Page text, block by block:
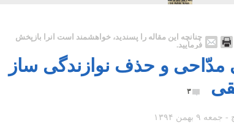
چنانچه این مقاله را پسندید، خواهشمند است آنرا بازپخش
فرمایید.
مدّاحی و حذف نوازندگی ساز
۳